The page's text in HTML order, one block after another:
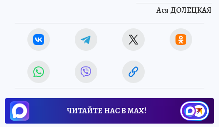
Ася ДОЛЕЦКАЯ
ЧИТАЙТЕ НАС В МАХ!